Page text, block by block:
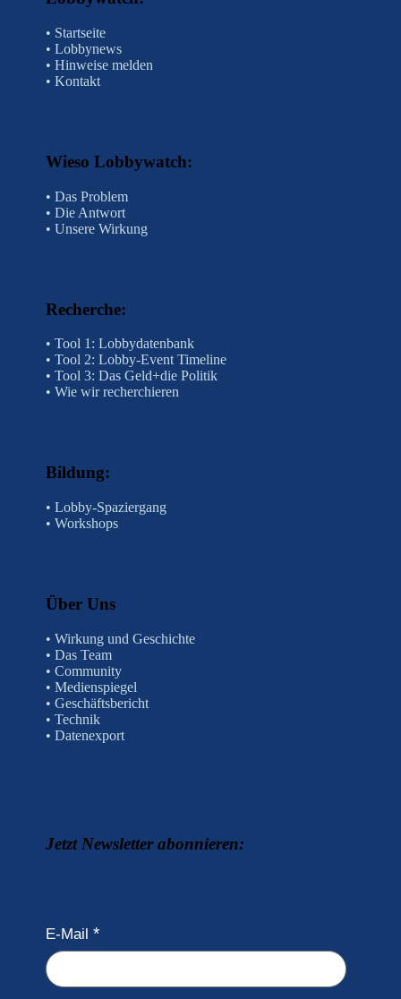
• Startseite
• Lobbynews
• Hinweise melden
• Kontakt
Wieso Lobbywatch:
• Das Problem
• Die Antwort
• Unsere Wirkung
Recherche:
• Tool 1: Lobbydatenbank
• Tool 2: Lobby-Event Timeline
• Tool 3: Das Geld+die Politik
• Wie wir recherchieren
Bildung:
• Lobby-Spaziergang
• Workshops
Über Uns
• Wirkung und Geschichte
• Das Team
• Community
• Medienspiegel
• Geschäftsbericht
• Technik
• Datenexport
Jetzt Newsletter abonnieren:
E-Mail